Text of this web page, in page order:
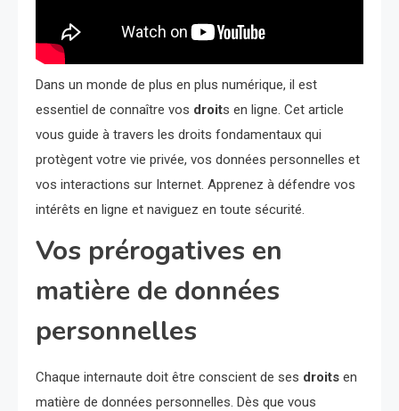
Dans un monde de plus en plus numérique, il est
essentiel de connaître vos droits en ligne. Cet article
vous guide à travers les droits fondamentaux qui
protègent votre vie privée, vos données personnelles et
vos interactions sur Internet. Apprenez à défendre vos
intérêts en ligne et naviguez en toute sécurité.
Vos prérogatives en
matière de données
personnelles
Chaque internaute doit être conscient de ses droits en
matière de données personnelles. Dès que vous